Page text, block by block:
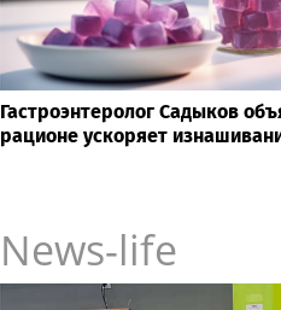
Гастроэнтеролог Садыков
рационе ускоряет
News-life